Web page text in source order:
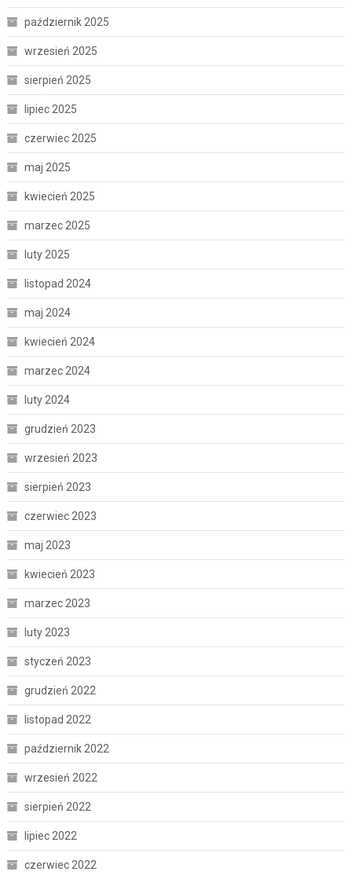
październik 2025
wrzesień 2025
sierpień 2025
lipiec 2025
czerwiec 2025
maj 2025
kwiecień 2025
marzec 2025
luty 2025
listopad 2024
maj 2024
kwiecień 2024
marzec 2024
luty 2024
grudzień 2023
wrzesień 2023
sierpień 2023
czerwiec 2023
maj 2023
kwiecień 2023
marzec 2023
luty 2023
styczeń 2023
grudzień 2022
listopad 2022
październik 2022
wrzesień 2022
sierpień 2022
lipiec 2022
czerwiec 2022